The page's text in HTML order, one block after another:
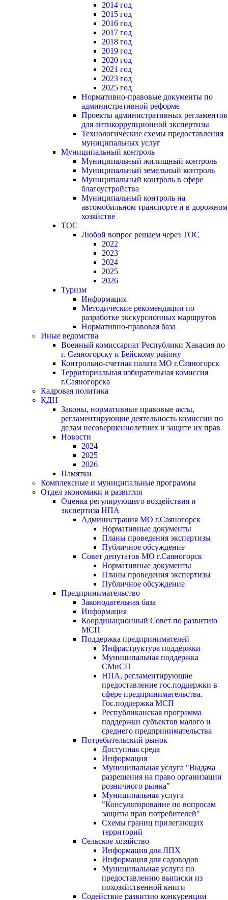
2014 год
2015 год
2016 год
2017 год
2018 год
2019 год
2020 год
2021 год
2023 год
2025 год
Нормативно-правовые документы по
административной реформе
Проекты административных регламентов
для антикоррупционной экспертизы
Технологические схемы предоставления
муниципальных услуг
Муниципальный контроль
Муниципальный жилищный контроль
Муниципальный земельный контроль
Муниципальный контроль в сфере
благоустройства
Муниципальный контроль на
автомобильном транспорте и в дорожном
хозяйстве
ТОС
Любой вопрос решаем через ТОС
2022
2023
2024
2025
2026
Туризм
Информация
Методические рекомендации по
разработке экскурсионных маршрутов
Нормативно-правовая база
Иные ведомства
Военный комиссариат Республики Хакасия по
г. Саяногорску и Бейскому району
Контрольно-счетная палата МО г.Саяногорск
Территориальная избирательная комиссия
г.Саяногорска
Кадровая политика
КДН
Законы, нормативные правовые акты,
регламентирующие деятельность комиссии по
делам несовершеннолетних и защите их прав
Новости
2024
2025
2026
Памятки
Комплексные и муниципальные программы
Отдел экономики и развития
Оценка регулирующего воздействия и
экспертиза НПА
Администрация МО г.Саяногорск
Нормативные документы
Планы проведения экспертизы
Публичное обсуждение
Совет депутатов МО г.Саяногорск
Нормативные документы
Планы проведения экспертизы
Публичное обсуждение
Предпринимательство
Законодательная база
Информация
Координационный Совет по развитию
МСП
Поддержка предпринимателей
Инфраструктура поддержки
Муниципальная поддержка
СМиСП
НПА, регламентирующие
предоставление гос.поддержки в
сфере предпринимательства.
Гос.поддержка МСП
Республиканская программа
поддержки субъектов малого и
среднего предпринимательства
Потребительский рынок
Доступная среда
Информация
Муниципальная услуга "Выдача
разрешения на право организации
розничного рынка"
Муниципальная услуга
"Консультирование по вопросам
защиты прав потребителей"
Схемы границ прилегающих
территорий
Сельское хозяйство
Информация для ЛПХ
Информация для садоводов
Муниципальная услуга по
предоставлению выписки из
похозяйственной книги
Содействие развитию конкуренции